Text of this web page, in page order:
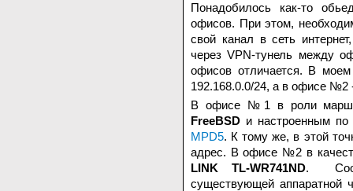
Понадобилось как-то
офисов. При этом,
свой канал в сеть
через VPN-тунель между
офисов отличается. В
192.168.0.0/24, а в офисе №2
В офисе №1 в роли
FreeBSD и настроенным
MPD5. К тому же, в этой
адрес. В офисе №2 в
LINK TL-WR741ND.
существующей аппаратной